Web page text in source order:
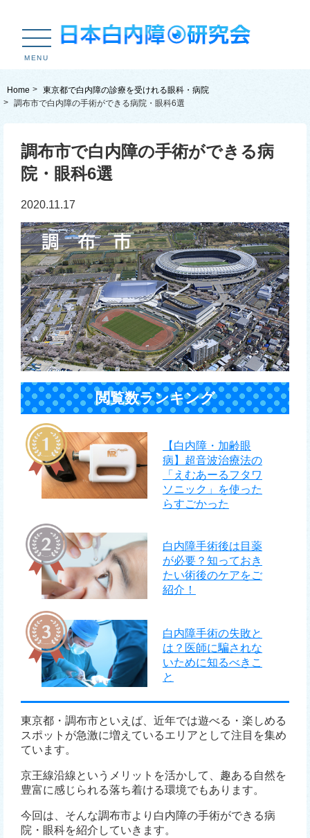
MENU
Home
東京都で白内障の診療を受けれる眼科・病院
調布市で白内障の手術ができる病院・眼科6選
調布市で白内障の手術ができる病
院・眼科6選
2020.11.17
閲覧数ランキング
【白内障・加齢眼
病】超音波治療法の
「えむあーるフタワ
ソニック」を使った
らすごかった
白内障手術後は目薬
が必要？知っておき
たい術後のケアをご
紹介！
白内障手術の失敗と
は？医師に騙されな
いために知るべきこ
と
東京都・調布市といえば、近年では遊べる・楽しめる
スポットが急激に増えているエリアとして注目を集め
ています。
京王線沿線というメリットを活かして、趣ある自然を
豊富に感じられる落ち着ける環境でもあります。
今回は、そんな調布市より白内障の手術ができる病
院・眼科を紹介していきます。